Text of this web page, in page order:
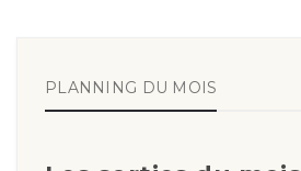
PLANNING DU MOIS